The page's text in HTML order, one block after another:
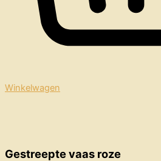
Winkelwagen
Gestreepte vaas roze